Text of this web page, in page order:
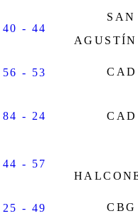
40 - 44
SAN
AGUSTÍN
56 - 53
84 - 24
44 - 57
25 - 49 CBG